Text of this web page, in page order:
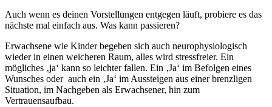
Auch wenn es deinen Vorstellungen entgegen läuft, probiere es das
nächste mal einfach aus. Was kann passieren?
Erwachsene wie Kinder begeben sich auch neurophysiologisch
wieder in einen weicheren Raum, alles wird stressfreier. Ein
mögliches ‚ja‘ kann so leichter fallen. Ein ‚Ja‘ im Befolgen eines
Wunsches oder auch ein ‚Ja‘ im Aussteigen aus einer brenzligen
Situation, im Nachgeben als Erwachsener, hin zum
Vertrauensaufbau.